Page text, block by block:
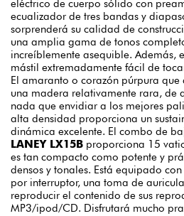
eléctrico de cuerpo sólido con
ecualizador de tres bandas y
sorprenderá su calidad de
una amplia gama de tonos
increíblemente asequible. Además,
mástil extremadamente fácil de
El amaranto o corazón púrpura
una madera relativamente rara, de
nada que envidiar a los mejores
alta densidad proporciona un
dinámica excelente. El combo de
LANEY LX15B proporciona 15
es tan compacto como potente y
densos y tonales. Está equipado
por interruptor, una toma de
reproducir el contenido de sus
MP3/ipod/CD. Disfrutará mucho